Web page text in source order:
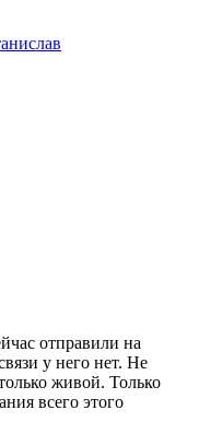
отправили на
у него нет. Не
живой. Только
всего этого